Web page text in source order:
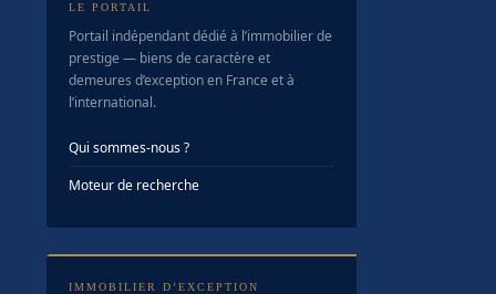
LE PORTAIL
Portail indépendant dédié à l’immobilier de
prestige — biens de caractère et
demeures d’exception en France et à
l’international.
Qui sommes-nous ?
Moteur de recherche
IMMOBILIER D’EXCEPTION